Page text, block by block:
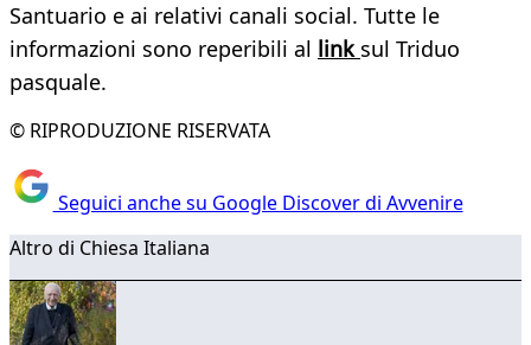
Santuario e ai relativi canali social. Tutte le
informazioni sono reperibili al link sul Triduo
pasquale.
© RIPRODUZIONE RISERVATA
Seguici anche su Google Discover di Avvenire
Altro di Chiesa Italiana